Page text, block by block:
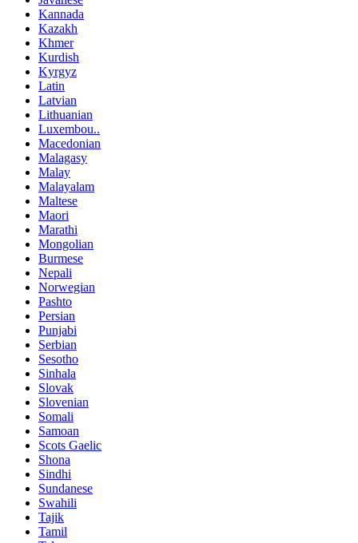
Kannada
Kazakh
Khmer
Kurdish
Kyrgyz
Latin
Latvian
Lithuanian
Luxembou..
Macedonian
Malagasy
Malay
Malayalam
Maltese
Maori
Marathi
Mongolian
Burmese
Nepali
Norwegian
Pashto
Persian
Punjabi
Serbian
Sesotho
Sinhala
Slovak
Slovenian
Somali
Samoan
Scots Gaelic
Shona
Sindhi
Sundanese
Swahili
Tajik
Tamil